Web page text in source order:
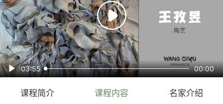

 03:55 00:00
课程简介 课程内容 名家介绍